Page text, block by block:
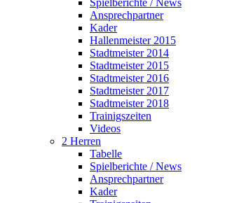
Spielberichte / News
Ansprechpartner
Kader
Hallenmeister 2015
Stadtmeister 2014
Stadtmeister 2015
Stadtmeister 2016
Stadtmeister 2017
Stadtmeister 2018
Trainigszeiten
Videos
2 Herren
Tabelle
Spielberichte / News
Ansprechpartner
Kader